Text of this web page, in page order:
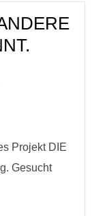
Projekt DIE
Gesucht